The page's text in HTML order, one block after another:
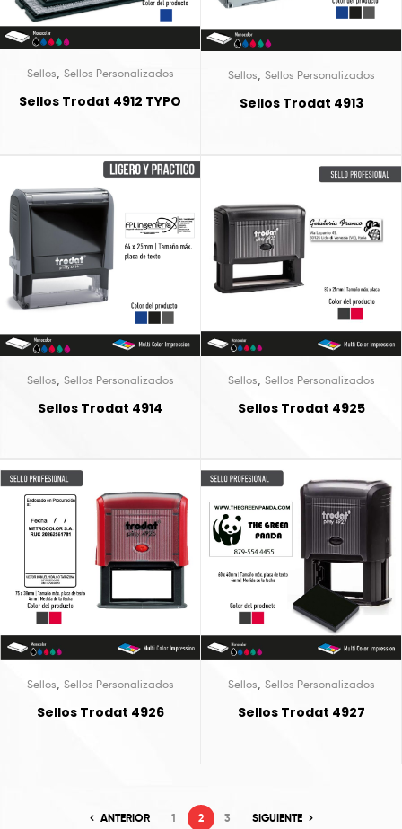
Sellos, Sellos Personalizados
Sellos Trodat 4912 TYPO
Sellos, Sellos Personalizados
Sellos Trodat 4913
Sellos Sellos Personalizados
Sellos Trodat 4914
Sellos Sellos Personalizados
Sellos Trodat 4925
Sellos, Sellos Personalizados
Sellos Trodat 4926
Sellos, Sellos Personalizados
Sellos Trodat 4927
ANTERIOR 1 2 3 SIGUIENTE